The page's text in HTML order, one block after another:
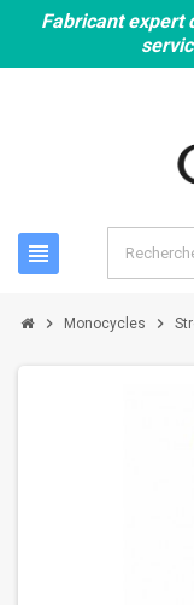
Fabricant expert
view_headline
chevron_right Monocycles chevron_right